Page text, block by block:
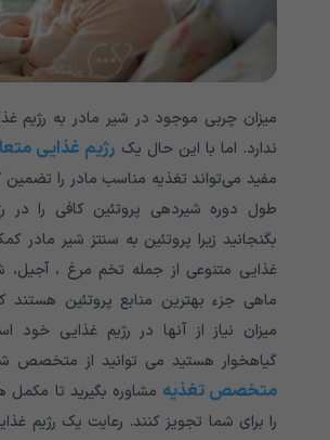
میزان چربی موجود در شیر مادر به رژیم
ندارد. اما با این حال یک رژیم غذایی
مفید می‌تواند تغذیه مناسب مادر را تضمین
طول دوره شیردهی پروتئین کافی را در
بگنجانید زیرا پروتئین به سنتز شیر مادر
غذایی متنوعی از جمله تخم مرغ ، آجیل،
ماهی جزء بهترین منابع پروتئین هستند
میزان نیاز از آنها در رژیم غذایی خود
گیاهخوار هستید می توانید از متخصص
متخصص تغذیه مشاوره بگیرید تا مکمل
را برای شما تجویز کنند. رعایت یک رژیم